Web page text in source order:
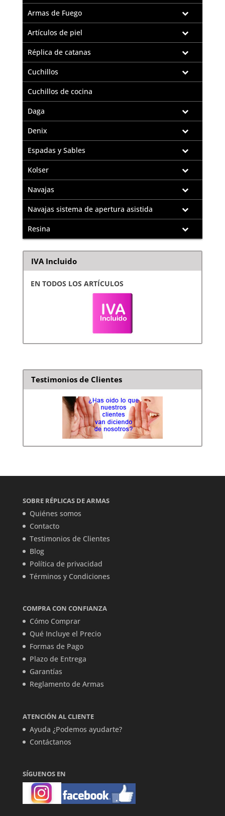
Armas de Fuego
Artículos de piel
Réplica de catanas
Cuchillos
Cuchillos de cocina
Daga
Denix
Espadas y Sables
Kolser
Navajas
Navajas sistema de apertura asistida
Resina
IVA Incluido
EN TODOS LOS ARTÍCULOS
Testimonios de Clientes
SOBRE RÉPLICAS DE ARMAS
Quiénes somos
Contacto
Testimonios de Clientes
Blog
Política de privacidad
Términos y Condiciones
COMPRA CON CONFIANZA
Cómo Comprar
Qué Incluye el Precio
Formas de Pago
Plazo de Entrega
Garantías
Reglamento de Armas
ATENCIÓN AL CLIENTE
Ayuda ¿Podemos ayudarte?
Contáctanos
SÍGUENOS EN